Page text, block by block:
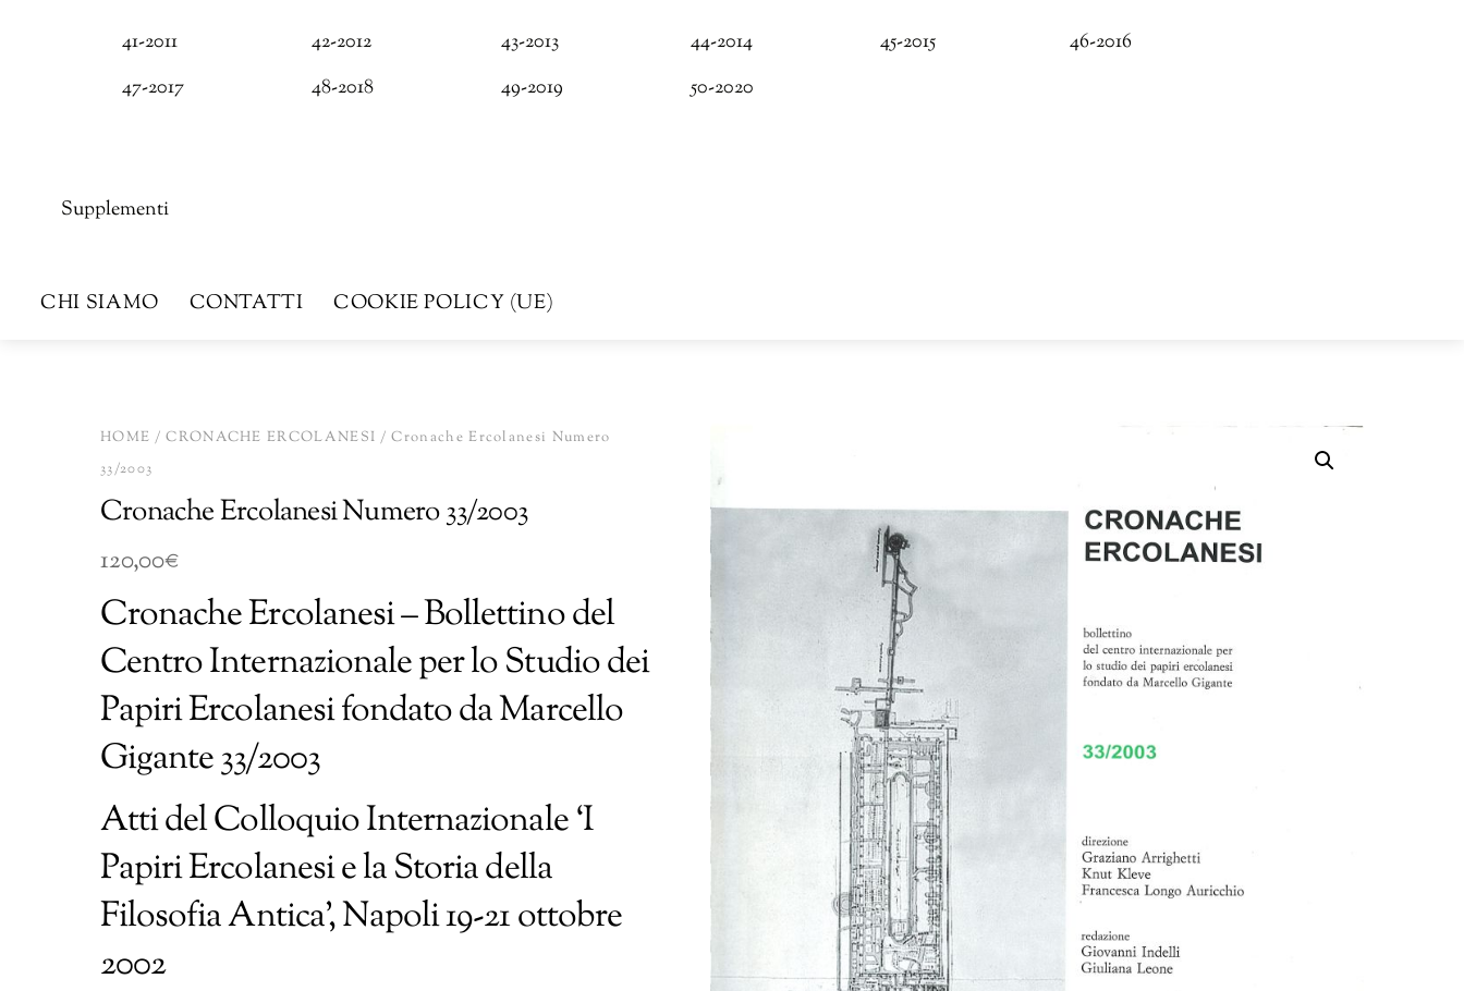
41-2011 42-2012 43-2013 44-2014 45-2015
46-2016
47-2017
48-2018 49-2019 50-2020
Supplementi
CHI SIAMO CONTATTI COOKIE POLICY (UE)
HOME /CRONACHE ERCOLANESI / Cronache Ercolanesi Numero
33/2003
Cronache Ercolanesi Numero 33/2003
120,00€
Cronache Ercolanesi – Bollettino del
Centro Internazionale per lo Studio dei
Papiri Ercolanesi fondato da Marcello
Gigante 33/2003
Atti del Colloquio Internazionale ‘I
Papiri Ercolanesi e la Storia della
Filosofia Antica’, Napoli 19-21 ottobre
2002